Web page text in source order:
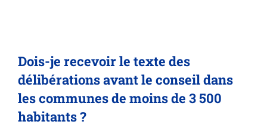
Dois-je recevoir le texte des
délibérations avant le conseil dans
les communes de moins de 3 500
habitants ?